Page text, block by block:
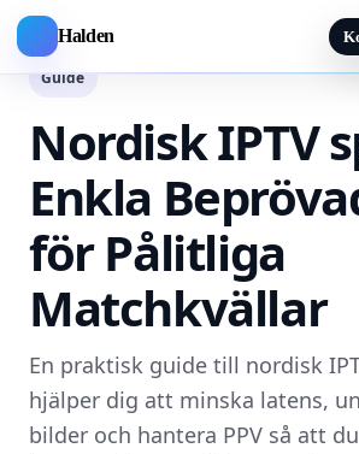
Halden
Guide
Nordisk IPTV
Enkla
för Pålitliga
Matchkvällar
En praktisk guide till nordisk
hjälper dig att minska latens,
bilder och hantera PPV så att